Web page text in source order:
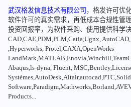
武汉格发信息技术有限公司 ，格发许可优
软件许可的真实需求，再低成本合规性管
投资回报率，为软件采购、使用提供科学
CAD,CAE,PDM,PLM,Catia,Ugnx,
,Hyperworks, Protel,CAXA,OpenWorks
Abaqus,ls-dyna, Fluent,
Products...